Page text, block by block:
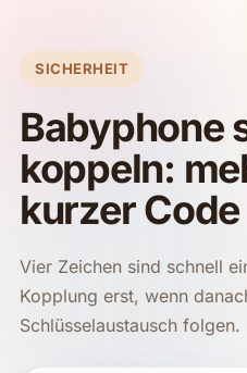
SICHERHEIT
Babyphone
koppeln:
kurzer Code
Vier Zeichen sind schnell
Kopplung erst, wenn
Schlüsselaustausch folgen.